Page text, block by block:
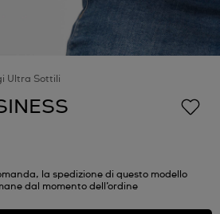
Ultra Sottili
la spedizione di questo modello
dal momento dell’ordine